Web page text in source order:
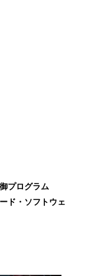
プログラム
ド・ソフトウェ